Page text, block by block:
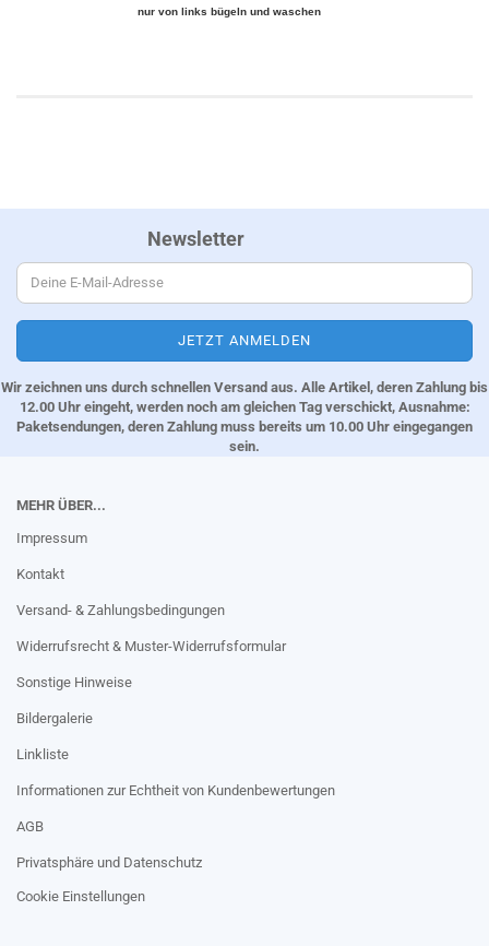
nur von links bügeln und waschen
Newsletter
Wir zeichnen uns durch schnellen Versand aus. Alle Artikel, deren Zahlung bis
12.00 Uhr eingeht, werden noch am gleichen Tag verschickt, Ausnahme:
Paketsendungen, deren Zahlung muss bereits um 10.00 Uhr eingegangen
sein.
MEHR ÜBER...
Impressum
Kontakt
Versand- & Zahlungsbedingungen
Widerrufsrecht & Muster-Widerrufsformular
Sonstige Hinweise
Bildergalerie
Linkliste
Informationen zur Echtheit von Kundenbewertungen
AGB
Privatsphäre und Datenschutz
Cookie Einstellungen